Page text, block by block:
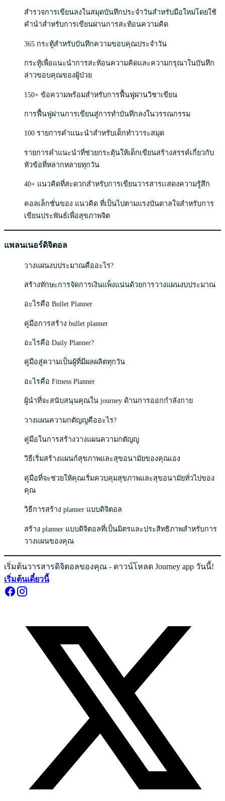
สำรวจการเขียนลงในสมุดบันทึกประจำวันสำหรับมือใหม่โดยใช้
คำนำสำหรับการเขียนผ่านการสะท้อนความคิด
365 กระทู้สำหรับบันทึกความขอบคุณประจำวัน
กระทู้เพื่อแนะนำการสะท้อนความคิดและความกรุณาในบันทึก
ล่าวขอบคุณของผู้ป่วย
150+ ข้อความพร้อมสำหรับการฟื้นฟูผ่านวิชาเขียน
การฟื้นฟูผ่านการเขียนสู่การทำบันทึกลงในวรรณกรรม
100 รายการคำแนะนำสำหรับเด็กทำวาระสมุด
รายการคำแนะนำที่ช่วยกระตุ้นให้เด็กเขียนสร้างสรรค์เกี่ยวกับ
หัวข้อที่หลากหลายทุกวัน
40+ แนวคิดที่สะดวกสำหรับการเขียนวารสารเเสดงความรู้สึก
คอลเล็กชั่นของ แนวคิด ที่เป็นไปตามแรงบันดาลใจสำหรับการ
เขียนประพันธ์เพื่อสุขภาพจิต
แพลนเนอร์ดิจิตอล
วางแผนงบประมาณคืออะไร?
สร้างทักษะการจัดการเงินแพ็งแน่นด้วยการวางแผนงบประมาณ
อะไรคือ Bullet Planner
คู่มือการสร้าง bullet planner
อะไรคือ Daily Planner?
คู่มือสู่ความเป็นผู้ที่มีผลผลิตทุกวัน
อะไรคือ Fitness Planner
ผู้นำที่จะสนับสนุนคุณใน journey ด้านการออกกำลังกาย
วางแผนความกตัญญูคืออะไร?
คู่มือในการสร้างวางแผนความกตัญญู
วิธีเริ่มสร้างแผนก์สุขภาพและสุขอนามัยของคุณเอง
คู่มือที่จะช่วยให้คุณเริ่มควบคุมสุขภาพและสุขอนามัยทั่วไปของ
คุณ
วิธีการสร้าง planner แบบดิจิตอล
สร้าง planner แบบดิจิตอลที่เป็นมิตรและประสิทธิภาพสำหรับการ
วางแผนของคุณ
เริ่มต้นวารสารดิจิตอลของคุณ - ดาวน์โหลด Journey app วันนี้!
เริ่มต้นเดี๋ยวนี้